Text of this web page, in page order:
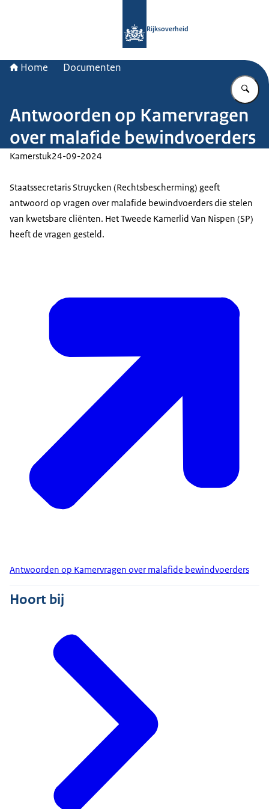
Rijksoverheid
Home Documenten
Antwoorden op Kamervragen
over malafide bewindvoerders
Kamerstuk24-09-2024
Staatssecretaris Struycken (Rechtsbescherming) geeft
antwoord op vragen over malafide bewindvoerders die stelen
van kwetsbare cliënten. Het Tweede Kamerlid Van Nispen (SP)
heeft de vragen gesteld.
Antwoorden op Kamervragen over malafide bewindvoerders
Hoort bij